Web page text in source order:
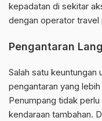
kepadatan di sekitar
dengan operator travel
Pengantaran
Salah satu keuntungan
pengantaran yang
Penumpang tidak
kendaraan tambahan.